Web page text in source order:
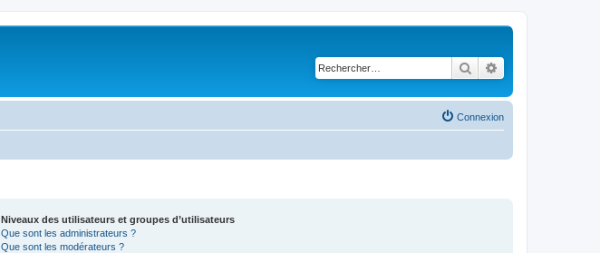
Rechercher
Connexion
Niveaux des utilisateurs et groupes d’utilisateurs
Que sont les administrateurs ?
Que sont les modérateurs ?